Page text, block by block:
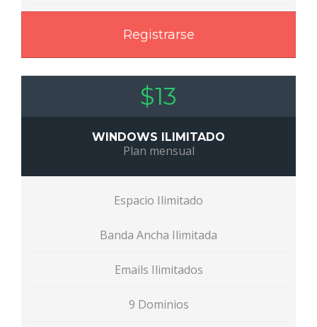
Registrarse
$13
WINDOWS ILIMITADO
Plan mensual
Espacio Ilimitado
Banda Ancha Ilimitada
Emails Ilimitados
9 Dominios